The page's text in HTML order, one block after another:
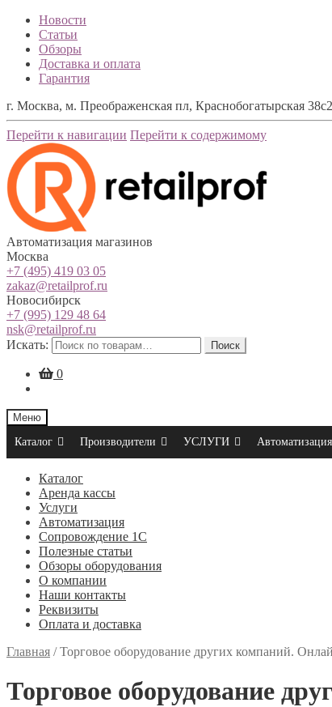
Новости
Статьи
Обзоры
Доставка и оплата
Гарантия
г. Москва, м. Преображенская пл, Краснобогатырская
Перейти к навигации Перейти к содержимому
Автоматизация магазинов
Москва
+7 (495) 419 03 05
zakaz@retailprof.ru
Новосибирск
+7 (995) 129 48 64
nsk@retailprof.ru
Искать:
Поиск
0
Меню
Каталог
Производители УСЛУГИ Автоматизация
Каталог
Аренда кассы
Услуги
Автоматизация
Сопровождение 1С
Полезные статьи
Обзоры оборудования
О компании
Наши контакты
Реквизиты
Оплата и доставка
Главная /Торговое оборудование других компаний.
Торговое оборудование